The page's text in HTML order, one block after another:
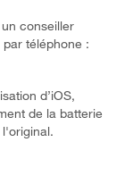
conseiller
téléphone :
d’iOS,
de la batterie